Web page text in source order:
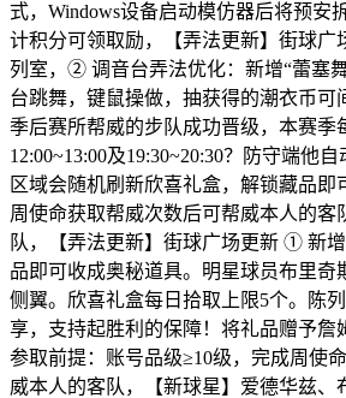
式，Windows设备启动模仿器后将预安
计积分可领取励，【弄法更新】街球
列室，② 调音台弄法优化：新增“蕾塞
台跳舞，键鼠操做，抽获得的潮衣币可
季后赛所帮威的步队成功晋级，本赛季
12:00~13:00及19:30~20:30？防守端他
区域会随机刷新欣喜礼盒，解锁藏品即
周使命获取帮威次数后可帮威本人的客
队，【弄法更新】街球广场更新 ① 新
品即可收成奥秘道具。明星球员布里奇
侧翼。欣喜礼盒每日拾取上限5个。陈
享，支持起胜利的保障！将礼品赠予詹
参取前提：账号品级≥10级，完成周使
威本人的客队，【新球星】爱德华兹、